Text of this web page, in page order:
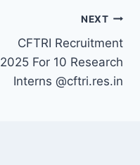
NEXT
CFTRI Recruitment
2025 For 10 Research
Interns @cftri.res.in